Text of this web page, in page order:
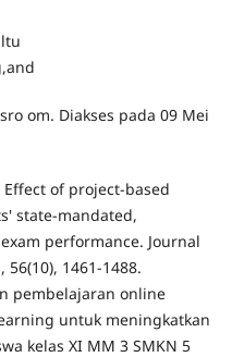
om. Diakses pada 09 Mei
Effect of project‐based
state‐mandated,
performance. Journal
1461-1488.
pembelajaran online
untuk meningkatkan
kelas XI MM 3 SMKN 5